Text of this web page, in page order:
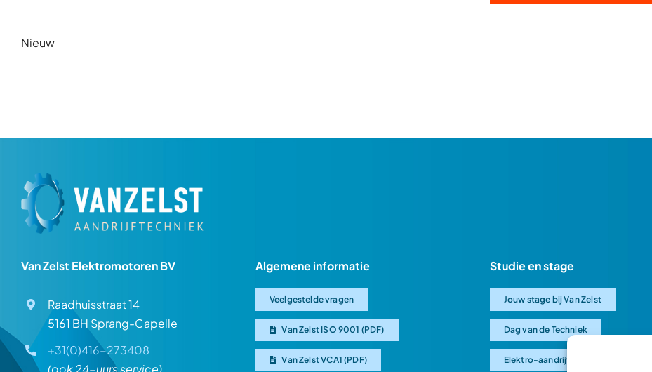
Nieuw
Van Zelst Elektromotoren BV
Raadhuisstraat 14
5161 BH Sprang-Capelle
+31(0)416-273408
(ook 24-uurs service)
Algemene informatie
Veelgestelde vragen
Van Zelst ISO 9001 (PDF)
Van Zelst VCA1 (PDF)
Studie en stage
Jouw stage bij Van Zelst
Dag van de Techniek
Elektro-aandrijving uitgelegd